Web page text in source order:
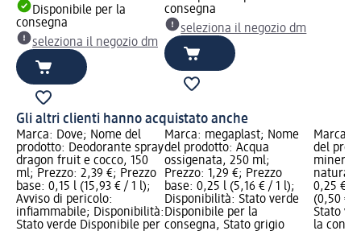
Disponibile per la
consegna
seleziona il negozio dm
consegna
seleziona il negozio dm
Gli altri clienti hanno acquistato anche
Marca: Dove; Nome del
prodotto: Deodorante spray
dragon fruit e cocco, 150
ml; Prezzo: 2,39 €; Prezzo
base: 0,15 l (15,93 € / 1 l);
Avviso di pericolo:
infiammabile; Disponibilità:
Stato verde Disponibile per
Marca: megaplast; Nome
del prodotto: Acqua
ossigenata, 250 ml;
Prezzo: 1,29 €; Prezzo
base: 0,25 l (5,16 € / 1 l);
Disponibilità: Stato verde
Disponibile per la
consegna, Stato grigio
Marca:
del
0,25 €;
(0,50 €
Stato
la